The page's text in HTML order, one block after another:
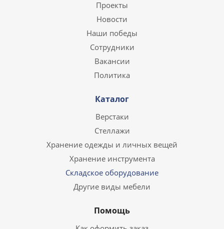
Проекты
Новости
Наши победы
Сотрудники
Вакансии
Политика
Каталог
Верстаки
Стеллажи
Хранение одежды и личных вещей
Хранение инструмента
Складское оборудование
Другие виды мебели
Помощь